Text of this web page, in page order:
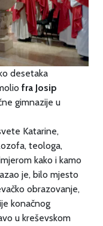
desetaka
fra Josip
gimnazije u
Katarine,
teologa,
kako i kamo
je, bilo mjesto
obrazovanje,
konačnog
u kreševskom